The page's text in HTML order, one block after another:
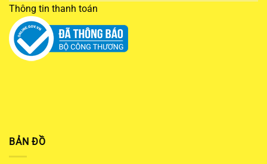
Thông tin thanh toán
BẢN ĐỒ